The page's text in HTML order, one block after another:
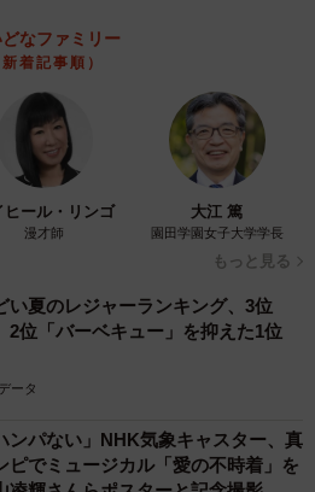
登場するサツキとメイの家
（となりのトトロ）
い昔の感じが良いです。（20
ができそうだから。（30代・男
どなファミリー
新着記事順）
ヒール・リンゴ
漫才師
大江 篤
園田学園女子大学学長
もっと見る
い夏のレジャーランキング、3位
2位「バーベキュー」を抑えた1位
ータ
ンパない」NHK気象キャスター、真
ピでミュージカル「愛の不時着」を